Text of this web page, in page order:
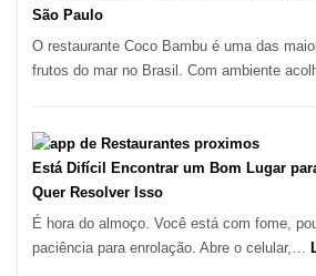
São
Paulo:
Um
para
a
Alta
São Paulo
O restaurante Coco Bambu é uma das
frutos do mar no Brasil. Com ambiente
Está Difícil Encontrar um Bom Lugar
Quer Resolver Isso
É hora do almoço. Você está com fome,
paciência para enrolação. Abre o celular,…